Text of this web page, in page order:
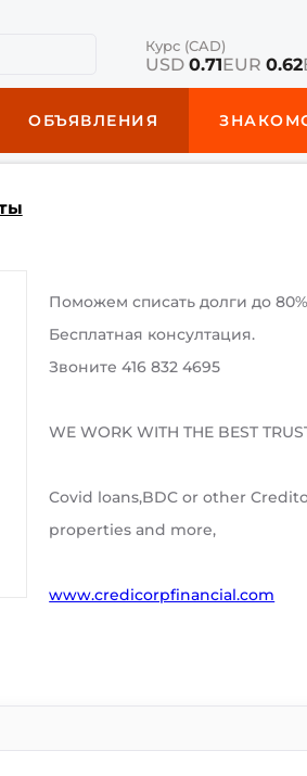
Курс (CAD)
USD 0.71EUR 0.62
ОБЪЯВЛЕНИЯ
Поможем списать долги до
Бесплатная консултация.
Звоните 416 832 4695
WE WORK WITH THE BEST
Covid loans,BDC or other
properties and more,
www.credicorpfinancial.com